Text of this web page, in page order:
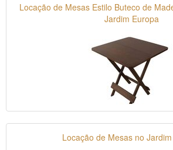
Locação de Mesas Estilo Buteco de
Jardim Europa
Locação de Mesas no